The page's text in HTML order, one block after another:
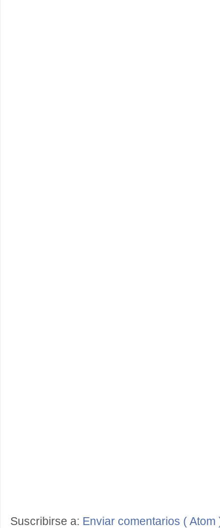
Suscribirse a: Enviar comentarios ( Atom